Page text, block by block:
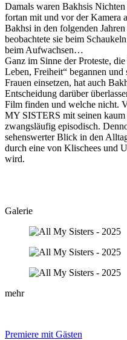
Damals waren Bakhsis
fortan mit und vor der Kamera
Bakhsi in den folgenden
beobachtete sie beim
beim Aufwachsen…
Ganz im Sinne der Proteste,
Leben, Freiheit“ begannen
Frauen einsetzen, hat auch
Entscheidung darüber
Film finden und welche nicht.
MY SISTERS mit seinen
zwangsläufig episodisch.
sehenswerter Blick in den
durch eine von Klischees und
wird.
Galerie
mehr
Premiere mit Gästen